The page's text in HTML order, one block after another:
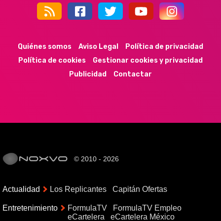
Quiénes somos Aviso Legal
Política de privacidad
Política de cookies
Gestionar cookies y privacidad
Publicidad
Contactar
© 2010 - 2026
Actualidad Los Replicantes Capitán Ofertas
Entretenimiento FormulaTV
FormulaTV Empleo
eCartelera
eCartelera México